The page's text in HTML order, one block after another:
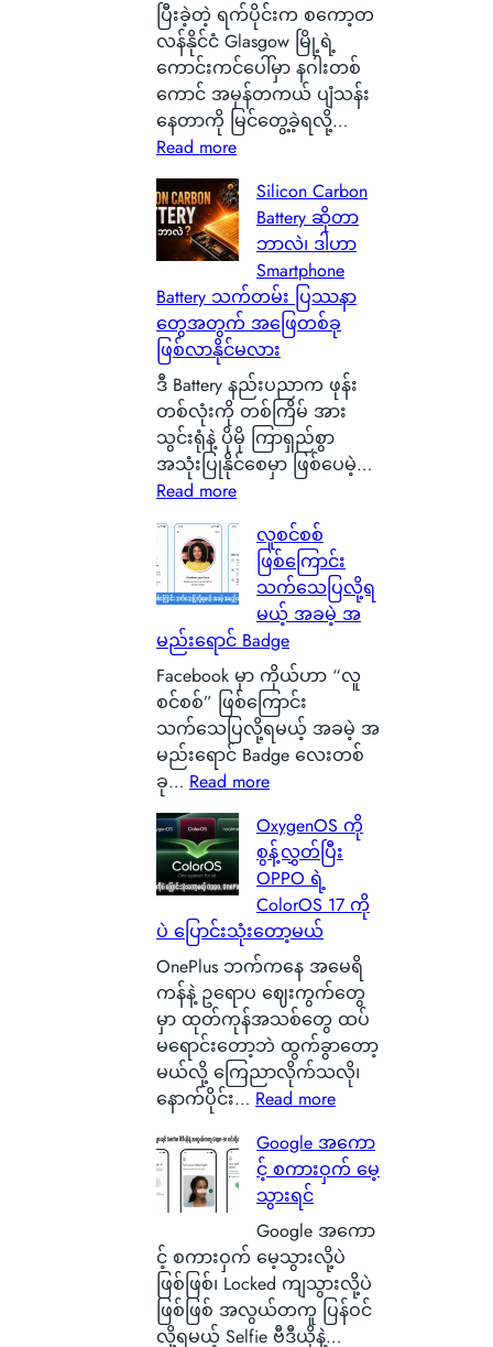
ပြီးခဲ့တဲ့ ရက်ပိုင်းက စကော့တ
လန်နိုင်ငံ Glasgow မြို့ရဲ့
ကောင်းကင်ပေါ်မှာ နဂါးတစ်
ကောင် အမှန်တကယ် ပျံသန်း
နေတာကို မြင်တွေ့ခဲ့ရလို့…
Read more:
စ
ကေ
ာ့
တ
လ
န်
နို
င်
ငံ
G
l
a
s
w
မြို့
ကေ
ာ
င်
း
က
င်
ပေ
ါ်
မှ
ာ
ဂါ
း
တ
စ်
ကေ
ာ
င်
မှ
န်
ယ်
ပျံ
သ
န်
Silicon Carbon
Battery ဆိုတာ
ဘာလဲ၊ ဒါဟာ
Smartphone
Battery သက်တမ်း ပြဿနာ
တွေအတွက် အဖြေတစ်ခု
ဖြစ်လာနိုင်မလား
ဒီ Battery နည်းပညာက ဖုန်း
တစ်လုံးကို တစ်ကြိမ် အား
သွင်းရုံနဲ့ ပိုမို ကြာရှည်စွာ
အသုံးပြုနိုင်စေမှာ ဖြစ်ပေမဲ့…
Read more:
l
i
o
n
C
a
r
b
o
n
B
a
t
e
r
y
ဆို
တ
ာ
ာ
လဲ
ါ
ဟ
ာ
S
လူစင်စစ်
ဖြစ်ကြောင်း
သက်သေပြလို့ရ
မယ့် အခမဲ့ အ
မည်းရောင် Badge
Facebook မှာ ကိုယ်ဟာ “လူ
စင်စစ်” ဖြစ်ကြောင်း
သက်သေပြလို့ရမယ့် အခမဲ့ အ
မည်းရောင် Badge လေးတစ်
ခု… Read more:
စ
င်
စ
စ်
ဖြ
စ်
ကြေ
ာ
င်
း
သ
သေ
ပြ
လို့
ရ
မ
ယ့်
အ
ခ
OxygenOS ကို
စွန့်လွှတ်ပြီး
OPPO ရဲ့
ColorOS 17 ကို
ပဲ ပြောင်းသုံးတော့မယ်
OnePlus ဘက်ကနေ အမေရိ
ကန်နဲ့ ဥရောပ ဈေးကွက်တွေ
မှာ ထုတ်ကုန်အသစ်တွေ ထပ်
မရောင်းတော့ဘဲ ထွက်ခွာတော့
မယ်လို့ ကြေညာလိုက်သလို၊
နောက်ပိုင်း… Read more:
x
y
e
n
O
S
ကို
Google အကော
င့် စကားဝှက် မေ့
သွားရင်
Google အကော
င့် စကားဝှက် မေ့သွားလို့ပဲ
ဖြစ်ဖြစ်၊ Locked ကျသွားလို့ပဲ
ဖြစ်ဖြစ် အလွယ်တကူ ပြန်ဝင်
လို့ရမယ့် Selfie ဗီဒီယိုနဲ့…